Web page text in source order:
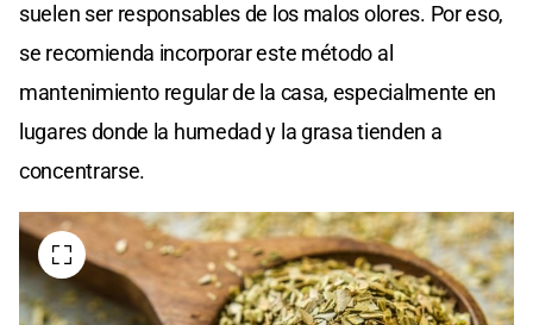
suelen ser responsables de los malos olores. Por eso,
se recomienda incorporar este método al
mantenimiento regular de la casa, especialmente en
lugares donde la humedad y la grasa tienden a
concentrarse.